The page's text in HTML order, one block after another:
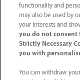
© 2026 Shenzhen
Ltd. Tutti i diritti
functionality and
may also be used by
your interests and
you do not consent
Strictly Necessary
you with
You can withdraw